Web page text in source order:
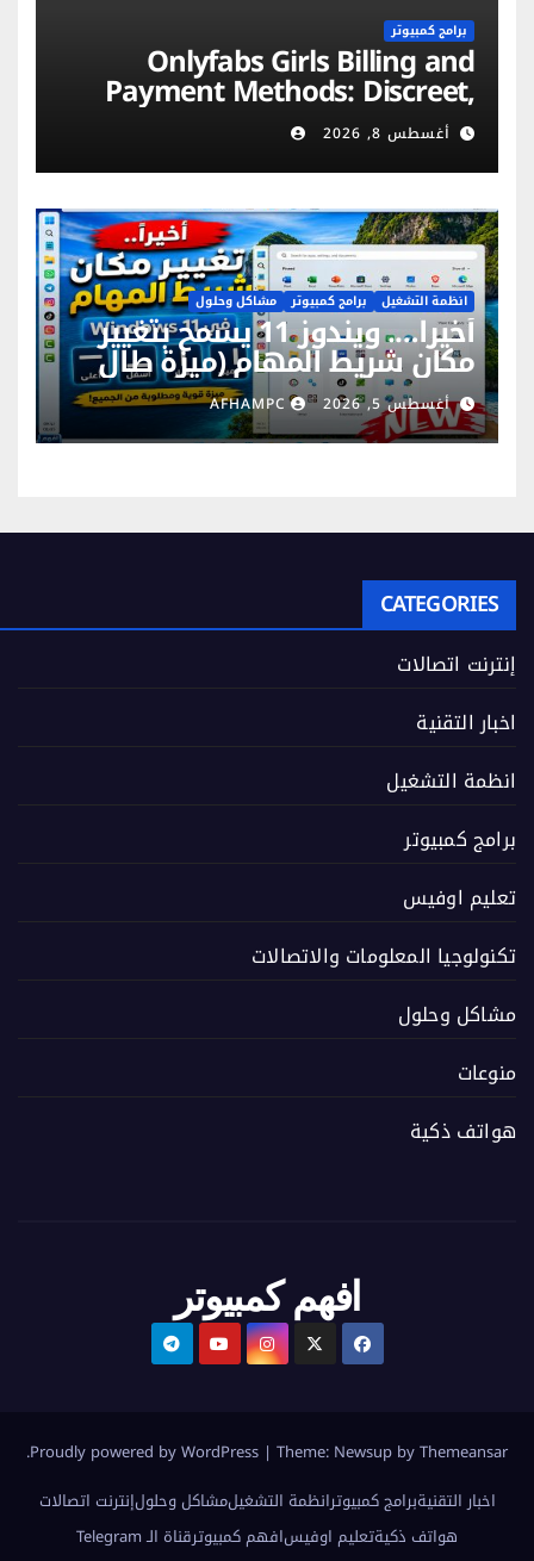
برامج كمبيوتر
Onlyfabs Girls Billing and
Payment Methods: Discreet,
Secure & Flexible Options
أغسطس 8, 2026
انظمة التشغيل برامج كمبيوتر مشاكل وحلول
أخيراً…. ويندوز 11 يسمح بتغيير
مكان شريط المهام (ميزة طال
انتظارها)
أغسطس 5, 2026 AFHAMPC
CATEGORIES
إنترنت اتصالات
اخبار التقنية
انظمة التشغيل
برامج كمبيوتر
تعليم اوفيس
تكنولوجيا المعلومات والاتصالات
مشاكل وحلول
منوعات
هواتف ذكية
افهم كمبيوتر
Proudly powered by WordPress | Theme: Newsup byThemeansar
.
اخبار التقنيةبرامج كمبيوترانظمة التشغيلمشاكل وحلولإنترنت اتصالات
هواتف ذكيةتعليم اوفيسافهم كمبيوترقناة الـ Telegram